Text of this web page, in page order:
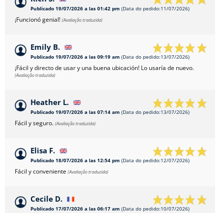
Publicado 19/07/2026 a las 01:42 pm (Data do pedido:11/07/2026)
¡Funcionó genial! (Avaliação traduzida)
Emily B.
Publicado 19/07/2026 a las 09:19 am (Data do pedido:13/07/2026)
¡Fácil y directo de usar y una buena ubicación! Lo usaría de nuevo.
(Avaliação traduzida)
Heather L.
Publicado 19/07/2026 a las 07:14 am (Data do pedido:13/07/2026)
Fácil y seguro. (Avaliação traduzida)
Elisa F.
Publicado 18/07/2026 a las 12:54 pm (Data do pedido:12/07/2026)
Fácil y conveniente (Avaliação traduzida)
Cecile D.
Publicado 17/07/2026 a las 06:17 am (Data do pedido:10/07/2026)